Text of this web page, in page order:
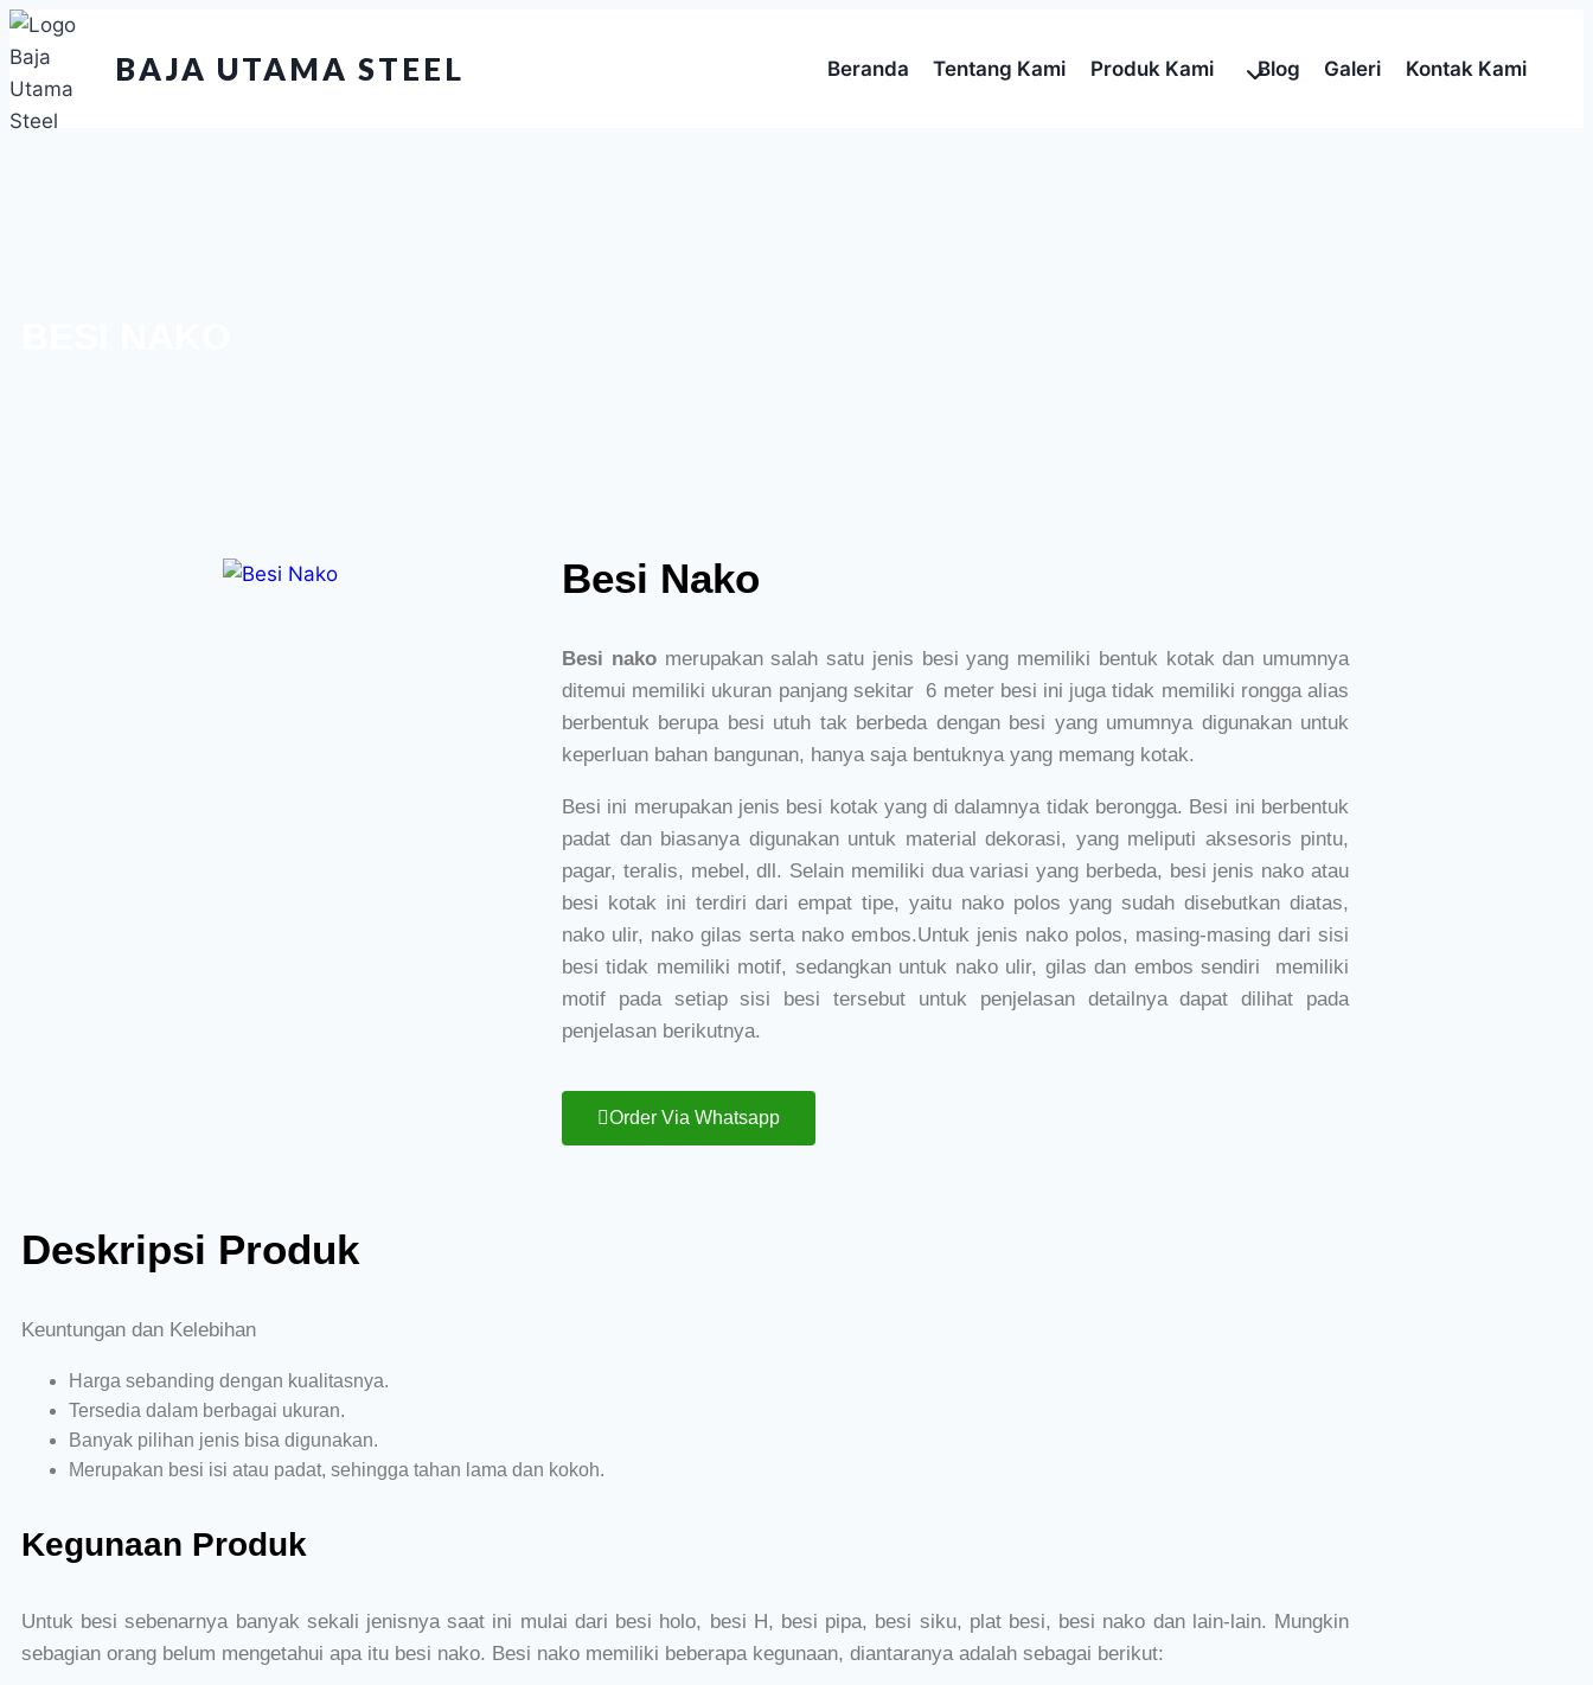
BAJA UTAMA STEEL Beranda Tentang Kami Produk Kami Blog Galeri Kontak Kami
Besi Nako
Besi nakomerupakan salah satu jenis besi yang memiliki bentuk kotak dan umumnya
ditemui memiliki ukuran panjang sekitar 6 meter besi ini juga tidak memiliki rongga alias
berbentuk berupa besi utuh tak berbeda dengan besi yang umumnya digunakan untuk
keperluan bahan bangunan, hanya saja bentuknya yang memang kotak.
Besi ini merupakan jenis besi kotak yang di dalamnya tidak berongga. Besi ini berbentuk
padat dan biasanya digunakan untuk material dekorasi, yang meliputi aksesoris pintu,
pagar, teralis, mebel, dll. Selain memiliki dua variasi yang berbeda, besi jenis nako atau
besi kotak ini terdiri dari empat tipe, yaitu nako polos yang sudah disebutkan diatas,
nako ulir, nako gilas serta nako embos.Untuk jenis nako polos, masing-masing dari sisi
besi tidak memiliki motif, sedangkan untuk nako ulir, gilas dan embos sendiri memiliki
motif pada setiap sisi besi tersebut untuk penjelasan detailnya dapat dilihat pada
penjelasan berikutnya.
Order Via Whatsapp
Deskripsi Produk
Keuntungan dan Kelebihan
Harga sebanding dengan kualitasnya.
Tersedia dalam berbagai ukuran.
Banyak pilihan jenis bisa digunakan.
Merupakan besi isi atau padat, sehingga tahan lama dan kokoh.
Kegunaan Produk
Untuk besi sebenarnya banyak sekali jenisnya saat ini mulai dari besi holo, besi H, besi pipa, besi siku, plat besi, besi nako dan lain-lain. Mungkin
sebagian orang belum mengetahui apa itu besi nako. Besi nako memiliki beberapa kegunaan, diantaranya adalah sebagai berikut: